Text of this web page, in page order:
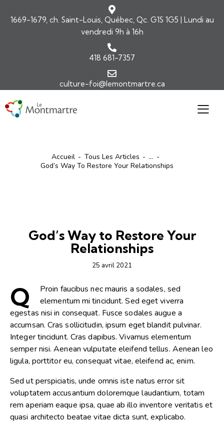
1669-1679, ch. Saint-Louis, Québec, Qc. G1S 1G5 | Lundi au
vendredi 9h à 16h
418 681-7357
culture-foi@lemontmartre.ca
Accueil Tous Les Articles
...
God’s Way To Restore Your Relationships
God’s Way to Restore Your
Relationships
25 avril 2021
Q
Proin faucibus nec mauris a sodales, sed
elementum mi tincidunt. Sed eget viverra
egestas nisi in consequat. Fusce sodales augue a
accumsan. Cras sollicitudin, ipsum eget blandit pulvinar.
Integer tincidunt. Cras dapibus. Vivamus elementum
semper nisi. Aenean vulputate eleifend tellus. Aenean leo
ligula, porttitor eu, consequat vitae, eleifend ac, enim.
Sed ut perspiciatis, unde omnis iste natus error sit
voluptatem accusantium doloremque laudantium, totam
rem aperiam eaque ipsa, quae ab illo inventore veritatis et
quasi architecto beatae vitae dicta sunt, explicabo.